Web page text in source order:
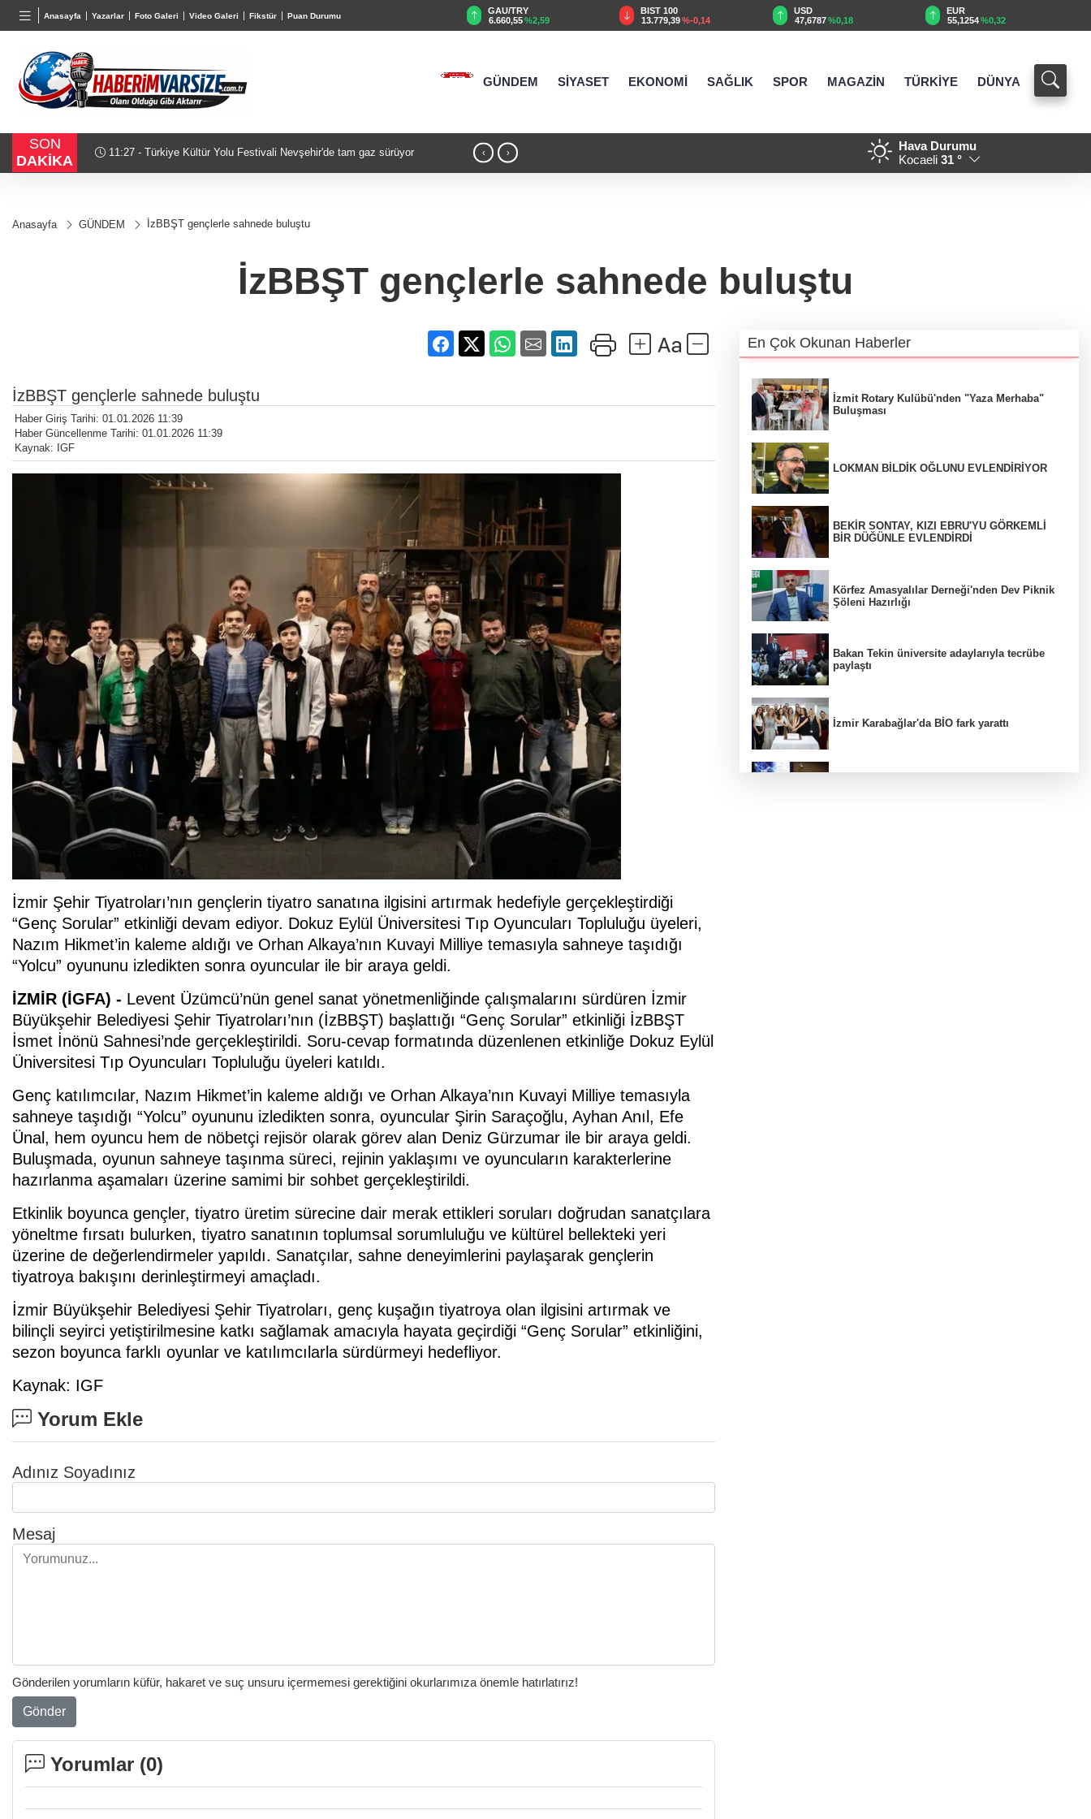
Anasayfa Yazarlar Foto Galeri Video Galeri Fikstür Puan Durumu
27,9743 %-0,22
0,0018%0,32
BIST 100
13.779,39%-0,14
USD
47,6787%0,18
55,1254 %0,32
64,3468%0,38
GÜNDEM SİYASET EKONOMİ SAĞLIK SPOR MAGAZİN TÜRKİYE DÜNYA
SON
DAKİKA
11:27 - Türkiye Kültür Yolu Festivali Nevşehir'de tam gaz sürüyor 11:27 - Kütahya'da Yedigöller Metehan Destek Konserleri start aldı 11:00 - Mühendis Tek-Sen Bayındırlık’tan tarihi
‹ ›
Hava Durumu
Kocaeli 31 °
Anasayfa GÜNDEM İzBBŞT gençlerle sahnede buluştu
İzBBŞT gençlerle sahnede buluştu
İzBBŞT gençlerle sahnede buluştu
Haber Giriş Tarihi: 01.01.2026 11:39
Haber Güncellenme Tarihi: 01.01.2026 11:39
Kaynak: IGF
İzmir Şehir Tiyatroları’nın gençlerin tiyatro sanatına ilgisini artırmak hedefiyle gerçekleştirdiği
“Genç Sorular” etkinliği devam ediyor. Dokuz Eylül Üniversitesi Tıp Oyuncuları Topluluğu üyeleri,
Nazım Hikmet’in kaleme aldığı ve Orhan Alkaya’nın Kuvayi Milliye temasıyla sahneye taşıdığı
“Yolcu” oyununu izledikten sonra oyuncular ile bir araya geldi.
İZMİR (İGFA) - Levent Üzümcü’nün genel sanat yönetmenliğinde çalışmalarını sürdüren İzmir
Büyükşehir Belediyesi Şehir Tiyatroları’nın (İzBBŞT) başlattığı “Genç Sorular” etkinliği İzBBŞT
İsmet İnönü Sahnesi’nde gerçekleştirildi. Soru-cevap formatında düzenlenen etkinliğe Dokuz Eylül
Üniversitesi Tıp Oyuncuları Topluluğu üyeleri katıldı.
Genç katılımcılar, Nazım Hikmet’in kaleme aldığı ve Orhan Alkaya’nın Kuvayi Milliye temasıyla
sahneye taşıdığı “Yolcu” oyununu izledikten sonra, oyuncular Şirin Saraçoğlu, Ayhan Anıl, Efe
Ünal, hem oyuncu hem de nöbetçi rejisör olarak görev alan Deniz Gürzumar ile bir araya geldi.
Buluşmada, oyunun sahneye taşınma süreci, rejinin yaklaşımı ve oyuncuların karakterlerine
hazırlanma aşamaları üzerine samimi bir sohbet gerçekleştirildi.
Etkinlik boyunca gençler, tiyatro üretim sürecine dair merak ettikleri soruları doğrudan sanatçılara
yöneltme fırsatı bulurken, tiyatro sanatının toplumsal sorumluluğu ve kültürel bellekteki yeri
üzerine de değerlendirmeler yapıldı. Sanatçılar, sahne deneyimlerini paylaşarak gençlerin
tiyatroya bakışını derinleştirmeyi amaçladı.
İzmir Büyükşehir Belediyesi Şehir Tiyatroları, genç kuşağın tiyatroya olan ilgisini artırmak ve
bilinçli seyirci yetiştirilmesine katkı sağlamak amacıyla hayata geçirdiği “Genç Sorular” etkinliğini,
sezon boyunca farklı oyunlar ve katılımcılarla sürdürmeyi hedefliyor.
Kaynak: IGF
Yorum Ekle
Adınız Soyadınız
Mesaj
Gönderilen yorumların küfür, hakaret ve suç unsuru içermemesi gerektiğini okurlarımıza önemle hatırlatırız!
Gönder
Yorumlar (0)
En Çok Okunan Haberler
İzmit Rotary Kulübü'nden "Yaza Merhaba"
Buluşması
LOKMAN BİLDİK OĞLUNU EVLENDİRİYOR
BEKİR SONTAY, KIZI EBRU'YU GÖRKEMLİ
BİR DÜĞÜNLE EVLENDİRDİ
Körfez Amasyalılar Derneği'nden Dev Piknik
Şöleni Hazırlığı
Bakan Tekin üniversite adaylarıyla tecrübe
paylaştı
İzmir Karabağlar'da BİO fark yarattı